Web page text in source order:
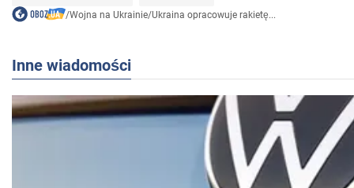
/Wojna na Ukrainie/Ukraina opracowuje rakietę...
Inne wiadomości